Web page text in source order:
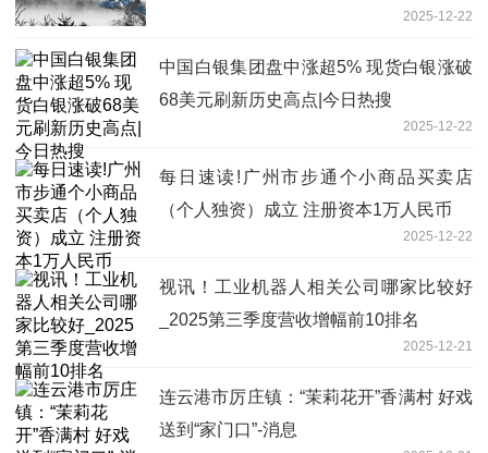
2025-12-22
中国白银集团盘中涨超5% 现货白银涨破
68美元刷新历史高点|今日热搜
2025-12-22
每日速读!广州市步通个小商品买卖店
（个人独资）成立 注册资本1万人民币
2025-12-22
视讯！工业机器人相关公司哪家比较好
_2025第三季度营收增幅前10排名
2025-12-21
连云港市厉庄镇：“茉莉花开”香满村 好戏
送到“家门口”-消息